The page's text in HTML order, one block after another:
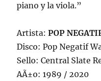
piano y la viola.”
Artista:POP
Disco: Pop Negatif
Sello: Central Slate
AÃ±o: 1989 / 2020